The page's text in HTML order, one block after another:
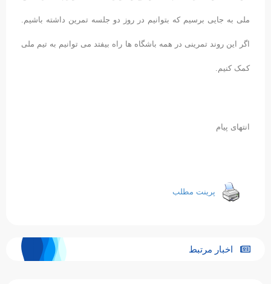
ملی به جایی برسیم که بتوانیم در روز دو جلسه تمرین داشته باشیم.
اگر این روند تمرینی در همه باشگاه ها راه بیفتد می توانیم به تیم ملی
کمک کنیم.
انتهای پیام
پرینت مطلب
اخبار مرتبط